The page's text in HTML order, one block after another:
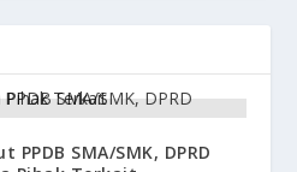
SMA/SMK, DPRD